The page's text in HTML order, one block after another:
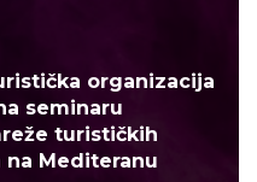
organizacija
seminaru
turističkih
Mediteranu